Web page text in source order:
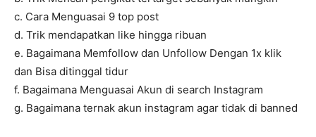
c. Cara Menguasai 9 top post
d. Trik mendapatkan like hingga ribuan
e. Bagaimana Memfollow dan Unfollow Dengan 1x klik
dan Bisa ditinggal tidur
f. Bagaimana Menguasai Akun di search Instagram
g. Bagaimana ternak akun instagram agar tidak di banned